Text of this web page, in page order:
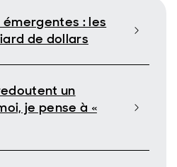
émergentes : les
de dollars
un
je pense à «